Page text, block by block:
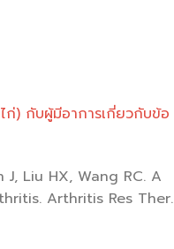
ก่) กับผู้มีอาการเกี่ยวกับข้อ
J, Liu HX, Wang RC. A
Arthritis Res Ther.